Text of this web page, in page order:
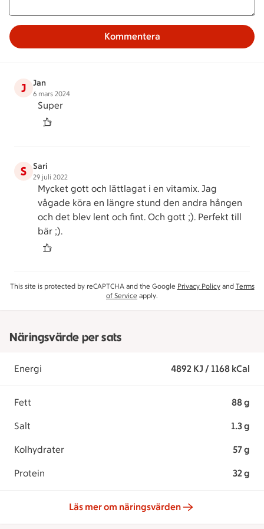
Kommentera
J Jan
6 mars 2024
Super
S Sari
29 juli 2022
Mycket gott och lättlagat i en vitamix. Jag
vågade köra en längre stund den andra hången
och det blev lent och fint. Och gott ;). Perfekt till
bär ;).
This site is protected by reCAPTCHA and the Google Privacy Policyand Terms
of Service apply.
Näringsvärde per sats
Energi 4892 KJ / 1168 kCal
Fett 88 g
Salt 1.3 g
Kolhydrater 57 g
Protein 32 g
Läs mer om näringsvärden